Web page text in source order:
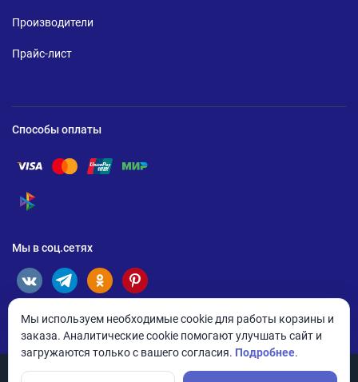
Производители
Прайс-лист
Способы оплаты
Помощь по оплате Visa
Помощь по оплате Mastercard
Помощь по оплате UnionPay
Помощь по оплате Мир
Помощь по оплате СБП
Мы в соц.сетях
Мы используем необходимые cookie для работы корзины и
заказа. Аналитические cookie помогают улучшать сайт и
загружаются только с вашего согласия. Подробнее.